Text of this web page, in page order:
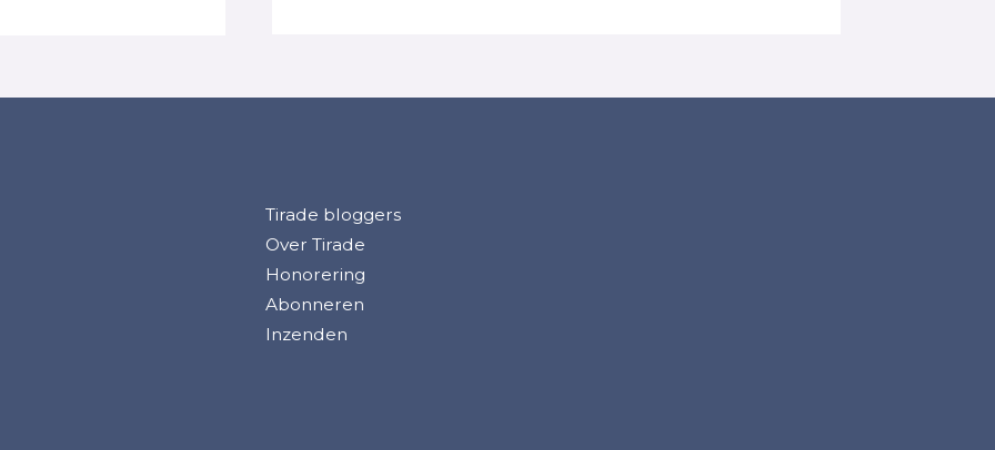
Tirade bloggers
Over Tirade
Honorering
Abonneren
Inzenden